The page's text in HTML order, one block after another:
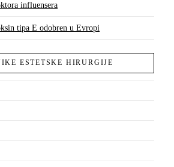
influensera
tipa E odobren u Evropi
ESTETSKE HIRURGIJE